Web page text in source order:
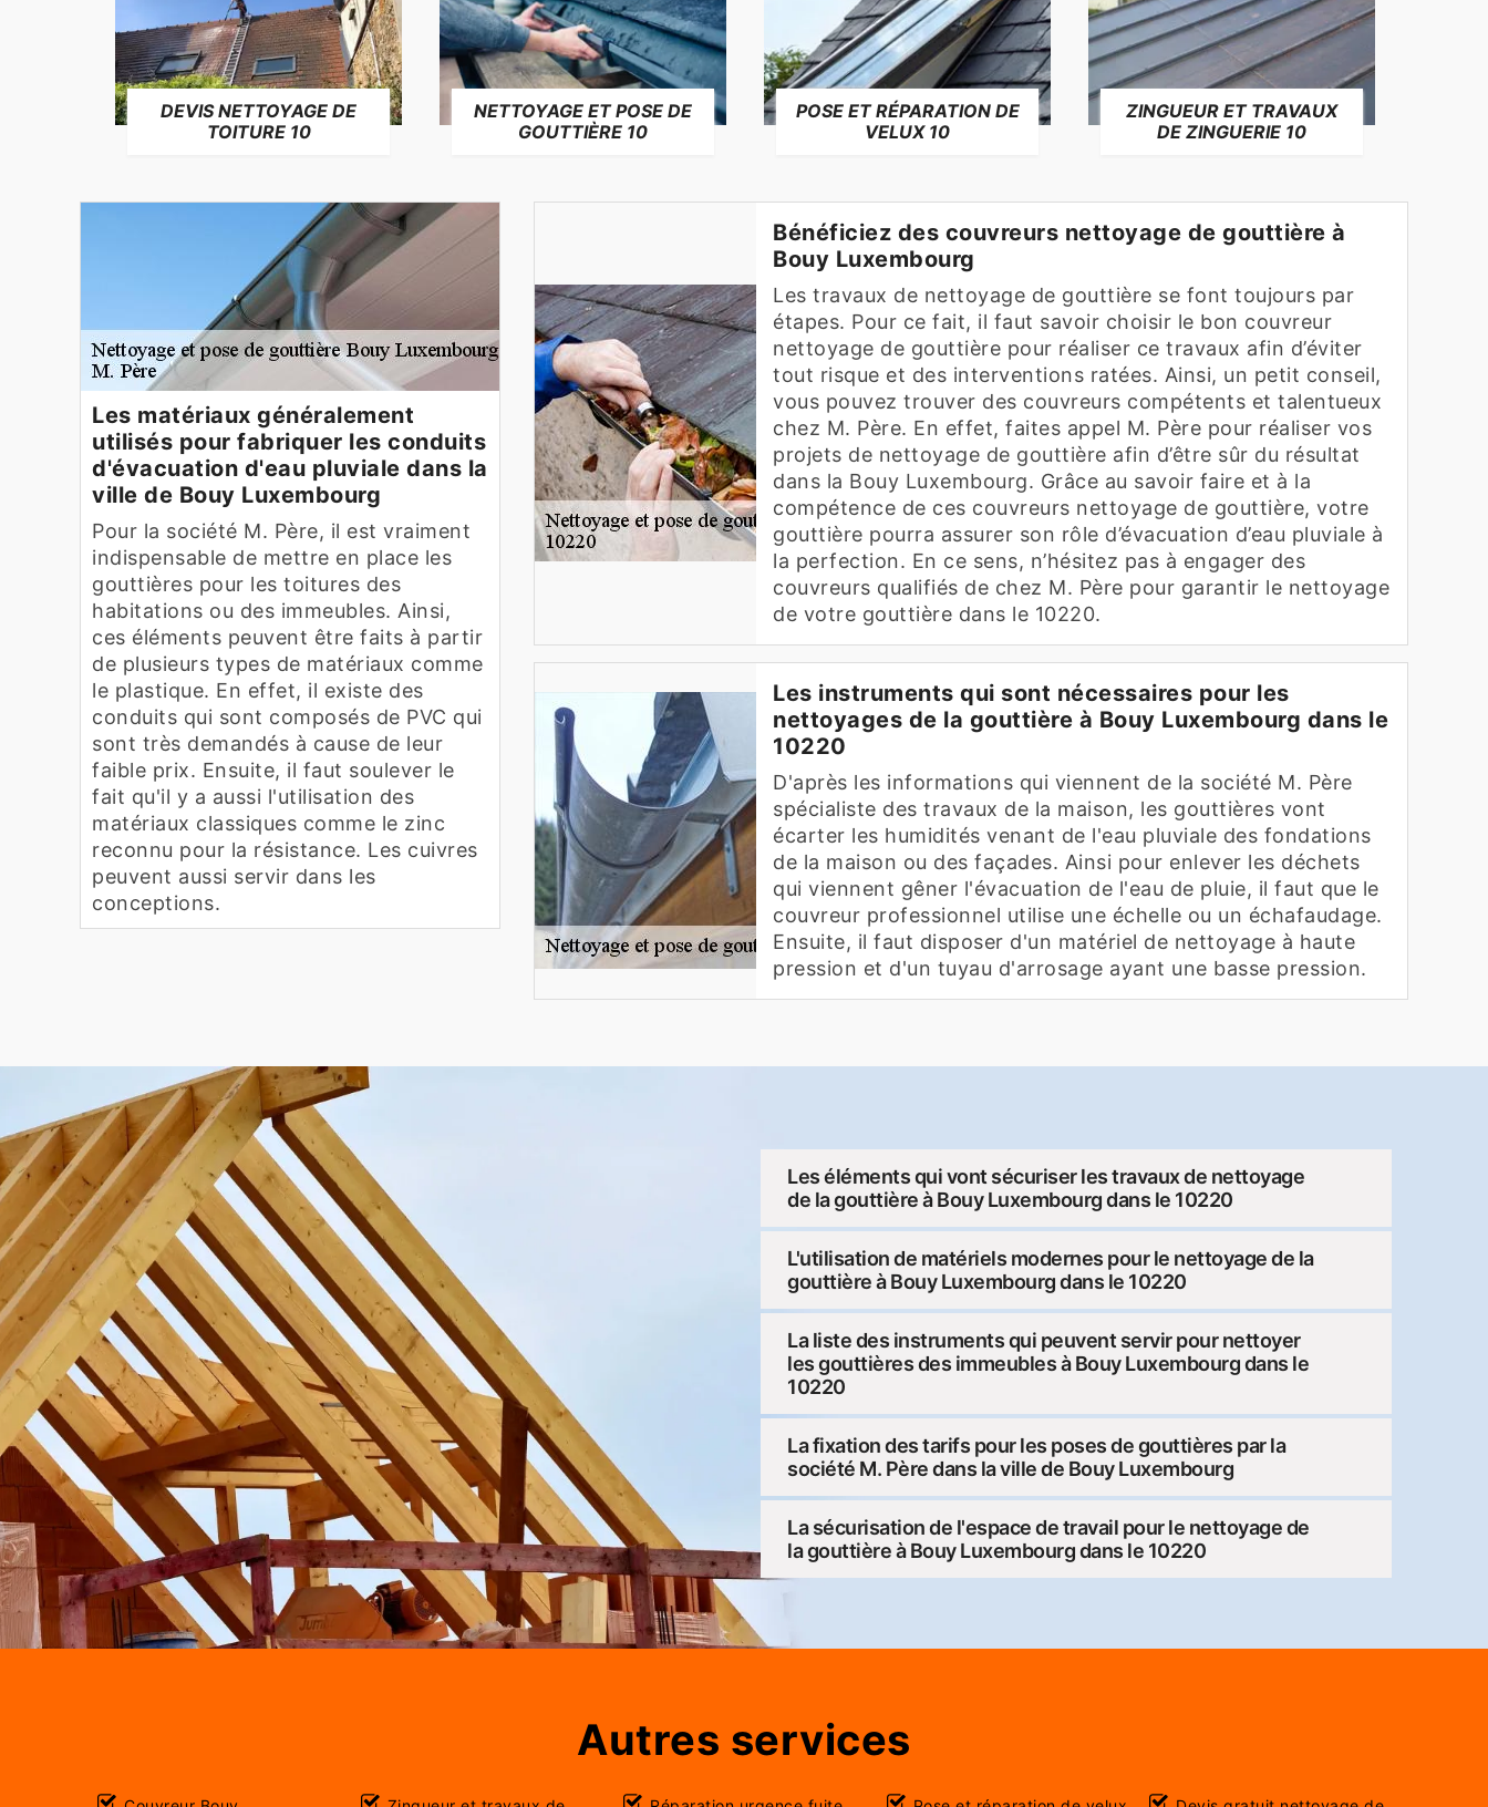
DEVIS NETTOYAGE DE
TOITURE 10
NETTOYAGE ET POSE DE
GOUTTIÈRE 10
POSE ET RÉPARATION DE
VELUX 10
ZINGUEUR ET TRAVAUX
DE ZINGUERIE 10
Les matériaux généralement
utilisés pour fabriquer les conduits
d'évacuation d'eau pluviale dans la
ville de Bouy Luxembourg
Pour la société M. Père, il est vraiment
indispensable de mettre en place les
gouttières pour les toitures des
habitations ou des immeubles. Ainsi,
ces éléments peuvent être faits à partir
de plusieurs types de matériaux comme
le plastique. En effet, il existe des
conduits qui sont composés de PVC qui
sont très demandés à cause de leur
faible prix. Ensuite, il faut soulever le
fait qu'il y a aussi l'utilisation des
matériaux classiques comme le zinc
reconnu pour la résistance. Les cuivres
peuvent aussi servir dans les
conceptions.
Bénéficiez des couvreurs nettoyage de gouttière à
Bouy Luxembourg
Les travaux de nettoyage de gouttière se font toujours par
étapes. Pour ce fait, il faut savoir choisir le bon couvreur
nettoyage de gouttière pour réaliser ce travaux afin d’éviter
tout risque et des interventions ratées. Ainsi, un petit conseil,
vous pouvez trouver des couvreurs compétents et talentueux
chez M. Père. En effet, faites appel M. Père pour réaliser vos
projets de nettoyage de gouttière afin d’être sûr du résultat
dans la Bouy Luxembourg. Grâce au savoir faire et à la
compétence de ces couvreurs nettoyage de gouttière, votre
gouttière pourra assurer son rôle d’évacuation d’eau pluviale à
la perfection. En ce sens, n’hésitez pas à engager des
couvreurs qualifiés de chez M. Père pour garantir le nettoyage
de votre gouttière dans le 10220.
Les instruments qui sont nécessaires pour les
nettoyages de la gouttière à Bouy Luxembourg dans le
10220
D'après les informations qui viennent de la société M. Père
spécialiste des travaux de la maison, les gouttières vont
écarter les humidités venant de l'eau pluviale des fondations
de la maison ou des façades. Ainsi pour enlever les déchets
qui viennent gêner l'évacuation de l'eau de pluie, il faut que le
couvreur professionnel utilise une échelle ou un échafaudage.
Ensuite, il faut disposer d'un matériel de nettoyage à haute
pression et d'un tuyau d'arrosage ayant une basse pression.
Les éléments qui vont sécuriser les travaux de nettoyage
de la gouttière à Bouy Luxembourg dans le 10220
L'utilisation de matériels modernes pour le nettoyage de la
gouttière à Bouy Luxembourg dans le 10220
La liste des instruments qui peuvent servir pour nettoyer
les gouttières des immeubles à Bouy Luxembourg dans le
10220
La fixation des tarifs pour les poses de gouttières par la
société M. Père dans la ville de Bouy Luxembourg
La sécurisation de l'espace de travail pour le nettoyage de
la gouttière à Bouy Luxembourg dans le 10220
Autres services